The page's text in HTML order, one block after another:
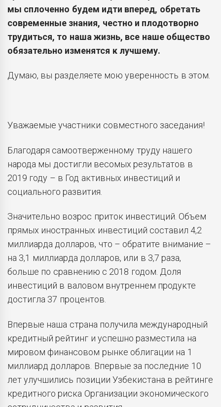
мы сплоченно будем идти вперед, обретать
современные знания, честно и плодотворно
трудиться, то наша жизнь, все наше общество
обязательно изменятся к лучшему.
Думаю, вы разделяете мою уверенность в этом.
Уважаемые участники совместного заседания!
Благодаря самоотверженному труду нашего
народа мы достигли весомых результатов в
2019 году – в Год активных инвестиций и
социального развития.
Значительно возрос приток инвестиций. Объем
прямых иностранных инвестиций составил 4,2
миллиарда долларов, что – обратите внимание –
на 3,1 миллиарда долларов, или в 3,7 раза,
больше по сравнению с 2018 годом. Доля
инвестиций в валовом внутреннем продукте
достигла 37 процентов.
Впервые наша страна получила международный
кредитный рейтинг и успешно разместила на
мировом финансовом рынке облигации на 1
миллиард долларов. Впервые за последние 10
лет улучшились позиции Узбекистана в рейтинге
кредитного риска Организации экономического